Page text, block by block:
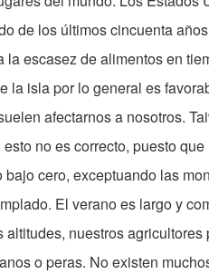
de los últimos cincuenta
escasez de alimentos en
la isla por lo general es
afectarnos a nosotros.
no es correcto, puesto
cero, exceptuando las
El verano es largo y
nuestros agricultores
o peras. No existen